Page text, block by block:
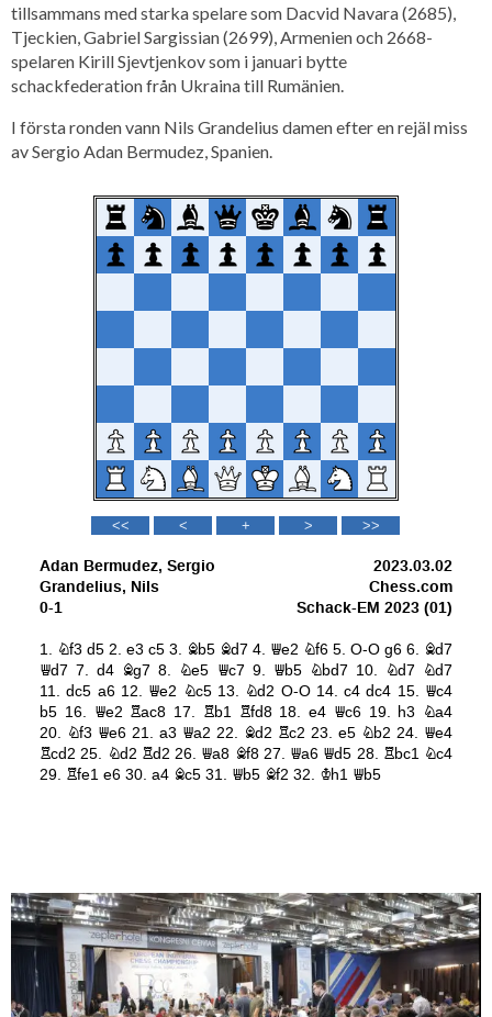
tillsammans med starka spelare som Dacvid Navara (2685),
Tjeckien, Gabriel Sargissian (2699), Armenien och 2668-
spelaren Kirill Sjevtjenkov som i januari bytte
schackfederation från Ukraina till Rumänien.
I första ronden vann Nils Grandelius damen efter en rejäl miss
av Sergio Adan Bermudez, Spanien.